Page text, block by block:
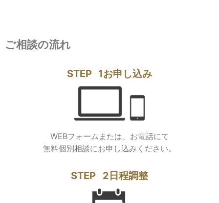
ご相談の流れ
STEP 1お申し込み
WEBフォームまたは、お電話にて
無料個別相談にお申し込みください。
STEP 2 日程調整